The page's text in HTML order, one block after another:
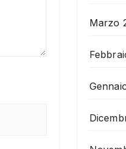
Marzo